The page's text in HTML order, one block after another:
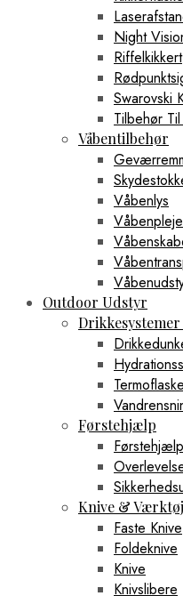
Night
Riffelkikkert
Swarovski
Tilbehør
Våbentilbehør
Våbenlys
Våbenpleje
Outdoor Udstyr
Førstehjælp
Knive & Værktøj
Faste Knive
Foldeknive
Knive
Knivslibere